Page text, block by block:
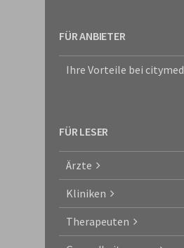
FÜR ANBIETER
Ihre Vorteile bei citymed
FÜR LESER
Ärzte
Kliniken
Therapeuten